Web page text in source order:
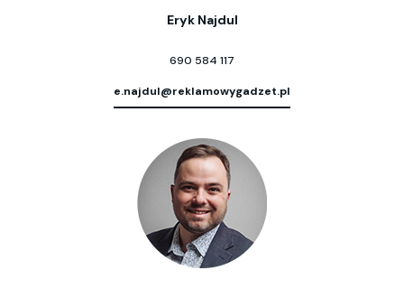
Eryk Najdul
690 584 117
e.najdul@reklamowygadzet.pl